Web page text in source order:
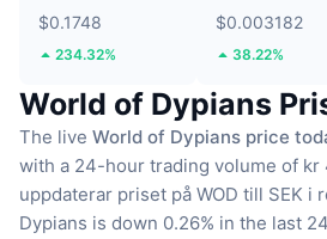
$0.1748
234.32%
$0.003182
38.22%
World of Dypians
The live World of Dypians price
with a 24-hour trading volume of kr
uppdaterar priset på WOD till SEK i
Dypians is down 0.26% in the last